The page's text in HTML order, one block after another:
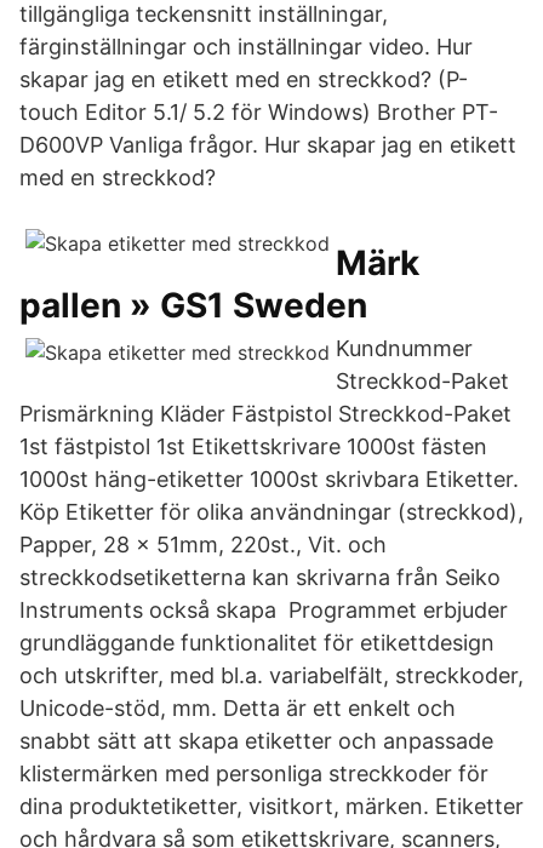
tillgängliga teckensnitt inställningar,
färginställningar och inställningar video. Hur
skapar jag en etikett med en streckkod? (P-
touch Editor 5.1/ 5.2 för Windows) Brother PT-
D600VP Vanliga frågor. Hur skapar jag en etikett
med en streckkod?
Märk
pallen » GS1 Sweden
Kundnummer
Streckkod-Paket
Prismärkning Kläder Fästpistol Streckkod-Paket
1st fästpistol 1st Etikettskrivare 1000st fästen
1000st häng-etiketter 1000st skrivbara Etiketter.
Köp Etiketter för olika användningar (streckkod),
Papper, 28 x 51mm, 220st., Vit. och
streckkodsetiketterna kan skrivarna från Seiko
Instruments också skapa Programmet erbjuder
grundläggande funktionalitet för etikettdesign
och utskrifter, med bl.a. variabelfält, streckkoder,
Unicode-stöd, mm. Detta är ett enkelt och
snabbt sätt att skapa etiketter och anpassade
klistermärken med personliga streckkoder för
dina produktetiketter, visitkort, märken. Etiketter
och hårdvara så som etikettskrivare, scanners,